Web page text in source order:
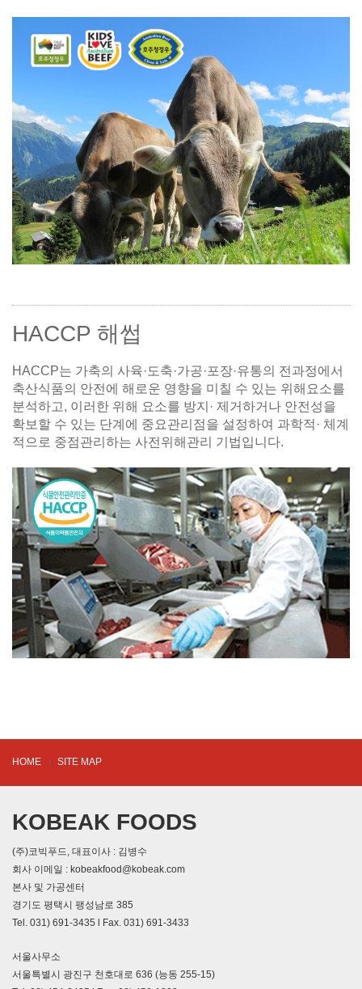
HACCP 해썹
HACCP는 가축의 사육·도축·가공·포장·유통의 전과정에서
축산식품의 안전에 해로운 영향을 미칠 수 있는 위해요소를
분석하고, 이러한 위해 요소를 방지· 제거하거나 안전성을
확보할 수 있는 단계에 중요관리점을 설정하여 과학적· 체계
적으로 중점관리하는 사전위해관리 기법입니다.
HOME SITE MAP
KOBEAK FOODS
(주)코빅푸드, 대표이사 : 김병수
회사 이메일 : kobeakfood@kobeak.com
본사 및 가공센터
경기도 평택시 팽성남로 385
Tel. 031) 691-3435 l Fax. 031) 691-3433
서울사무소
서울특별시 광진구 천호대로 636 (능동 255-15)